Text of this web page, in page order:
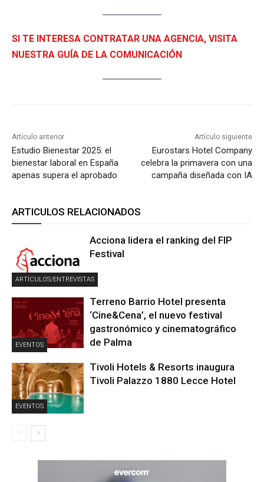
SI TE INTERESA CONTRATAR UNA AGENCIA, VISITA
NUESTRA GUÍA DE LA COMUNICACIÓN
Artículo anterior
Estudio Bienestar 2025: el
bienestar laboral en España
apenas supera el aprobado
Artículo siguiente
Eurostars Hotel Company
celebra la primavera con una
campaña diseñada con IA
ARTICULOS RELACIONADOS
ARTÍCULOS/ENTREVISTAS
Acciona lidera el ranking del FIP
Festival
EVENTOS
Terreno Barrio Hotel presenta
‘Cine&Cena’, el nuevo festival
gastronómico y cinematográfico
de Palma
EVENTOS
Tivoli Hotels & Resorts inaugura
Tivoli Palazzo 1880 Lecce Hotel